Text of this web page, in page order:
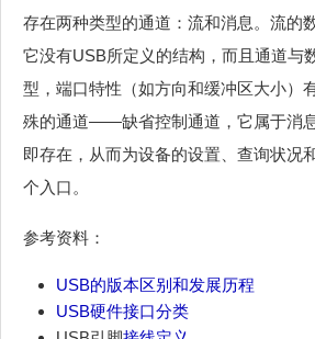
存在两种类型的通道：流和消息。流的
它没有USB所定义的结构，而且通道与
型，端口特性（如方向和缓冲区大小）
殊的通道——缺省控制通道，它属于消
即存在，从而为设备的设置、查询状况
个入口。
参考资料：
USB的版本区别和发展历程
USB硬件接口分类